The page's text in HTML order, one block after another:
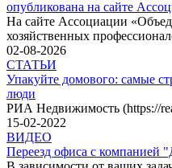
опубликована на сайте
На сайте Ассоциации
хозяйственных
02-08-2026
СТАТЬИ
Упакуйте домового: самые
люди
РИА Недвижимость (https://
15-02-2022
ВИДЕО
Переезд офиса с компанией